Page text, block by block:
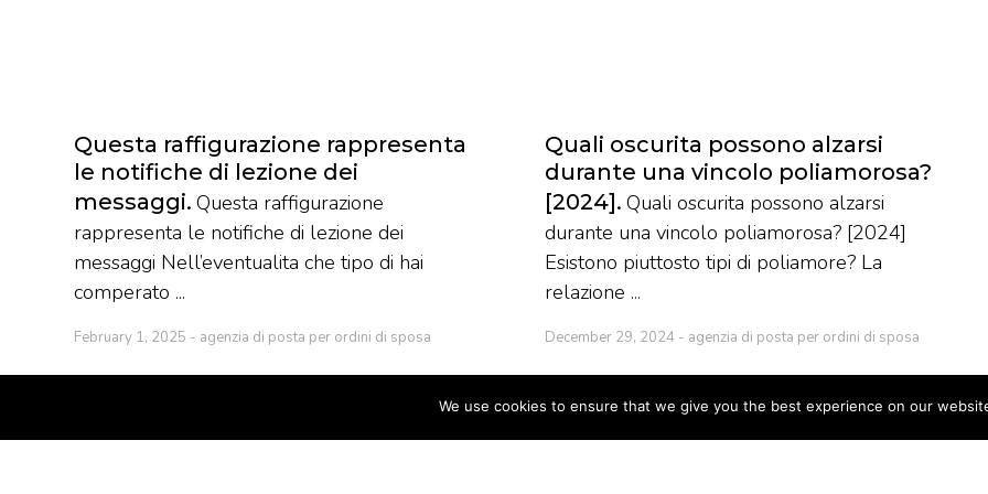
Questa raffigurazione rappresenta
le notifiche di lezione dei
messaggi Questa raffigurazione
rappresenta le notifiche di lezione dei
messaggi Nell’eventualita che tipo di hai
comperato ...
February 1, 2025 agenzia di posta per ordini di sposa
Quali oscurita possono alzarsi
durante una vincolo poliamorosa?
[2024] Quali oscurita possono alzarsi
durante una vincolo poliamorosa? [2024]
Esistono piuttosto tipi di poliamore? La
relazione ...
December 29, 2024 agenzia di posta per ordini di sposa
We use cookies to ensure that we give you the best experience on our